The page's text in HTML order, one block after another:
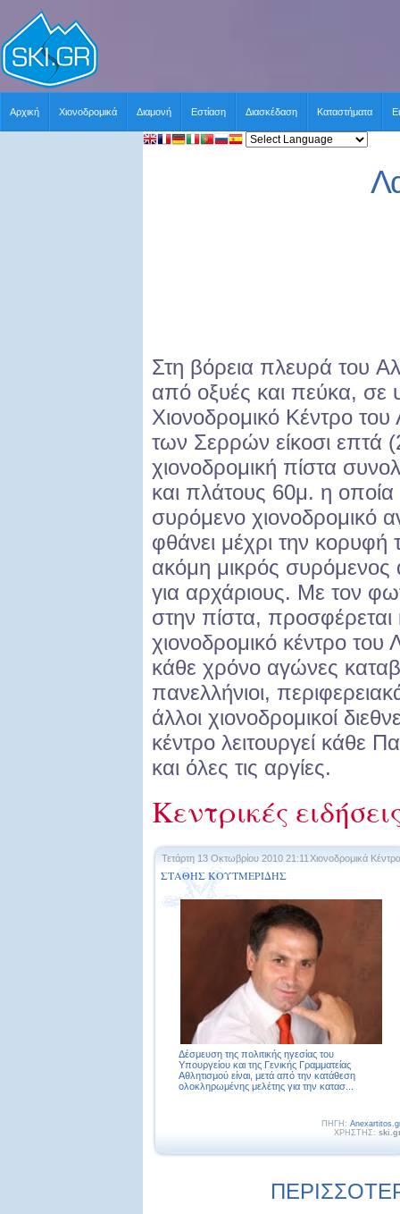
Αρχική Χιονοδρομικά Διαμονή Εστίαση Διασκέδαση Καταστήματα
Στη βόρεια πλευρά του
από οξυές και πεύκα, σε
Χιονοδρομικό Κέντρο
των Σερρών είκοσι επτά
χιονοδρομική πίστα
και πλάτους 60μ. η οποία
συρόμενο χιονοδρομικό
φθάνει μέχρι την
ακόμη μικρός
για αρχάριους. Με τον
στην πίστα, προσφέρεται
χιονοδρομικό κέντρο του
κάθε χρόνο αγώνες
πανελλήνιοι,
άλλοι χιονοδρομικοί
κέντρο λειτουργεί κάθε
και όλες τις αργίες.
Κεντρικές
Τετάρτη 13 Οκτωβρίου 2010 21:11 Χιονοδρομικά Κέντρα
ΣΤΑΘΗΣ ΚΟΥΤΜΕΡΙΔΗΣ
Δέσμευση της πολιτικής ηγεσίας του
Υπουργείου και της Γενικής Γραμματείας
Αθλητισμού είναι, μετά από την κατάθεση
ολοκληρωμένης μελέτης για την κατασ...
ΠΗΓΗ:
ΧΡΗΣΤΗΣ: